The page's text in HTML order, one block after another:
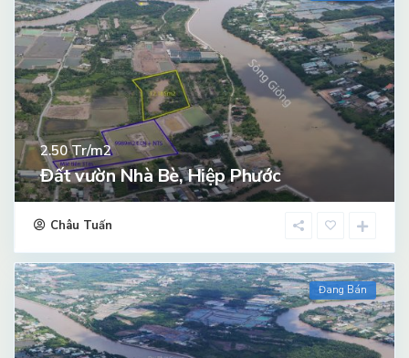
2.50Tr/m2
Đất vườn Nhà Bè, Hiệp Phước
Châu Tuấn
Đang Bán